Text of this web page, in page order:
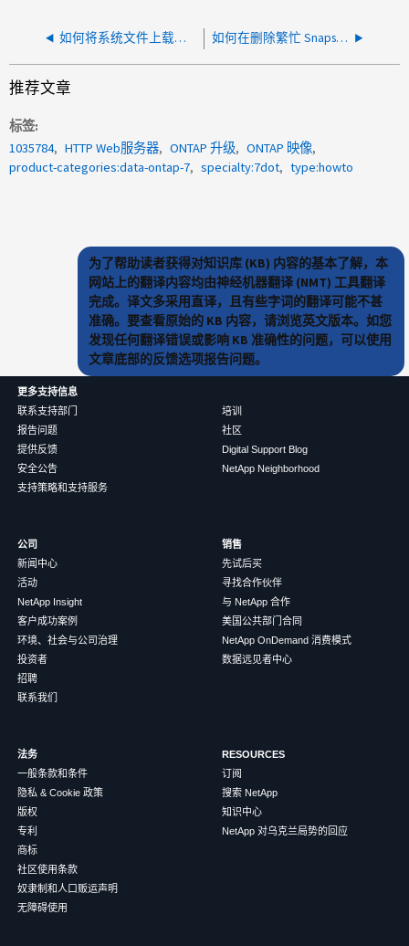
如何将系统文件上载到不使用通用 Internet 文件系统协议（ CIFS ）或网络文件系统（ NFS ）的软件目录 如何在删除繁忙 Snapshot 副本时使用 LUN 快照使用率 -s
推荐文章
标签
1035784
HTTP Web服务器 ONTAP 升级
ONTAP 映像
product-categories:data-ontap-7
specialty:7dot type:howto
为了帮助读者获得对知识库 (KB) 内容的基本了解，本
网站上的翻译内容均由神经机器翻译 (NMT) 工具翻译
完成。译文多采用直译，且有些字词的翻译可能不甚
准确。要查看原始的 KB 内容，请浏览英文版本。如您
发现任何翻译错误或影响 KB 准确性的问题，可以使用
文章底部的反馈选项报告问题。
更多支持信息
联系支持部门
报告问题
提供反馈
安全公告
支持策略和支持服务
培训
社区
Digital Support Blog
NetApp Neighborhood
公司
新闻中心
活动
NetApp Insight
客户成功案例
环境、社会与公司治理
投资者
招聘
联系我们
销售
先试后买
寻找合作伙伴
与 NetApp 合作
美国公共部门合同
NetApp OnDemand 消费模式
数据远见者中心
法务
一般条款和条件
隐私 & Cookie 政策
版权
专利
商标
社区使用条款
奴隶制和人口贩运声明
无障碍使用
RESOURCES
订阅
搜索 NetApp
知识中心
NetApp 对乌克兰局势的回应